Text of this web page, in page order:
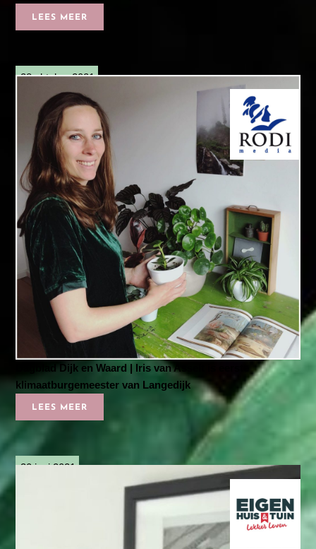
LEES MEER
28 oktober 2021
Dagblad Dijk en Waard | Iris van Asselt is eerste
klimaatburgemeester van Langedijk
LEES MEER
30 juni 2021